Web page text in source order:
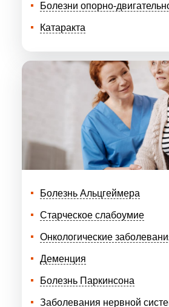
Болезни опорно-
Катаракта
Болезнь Альцгеймера
Старческое слабоумие
Онкологические
Деменция
Болезнь Паркинсона
Заболевания нервной